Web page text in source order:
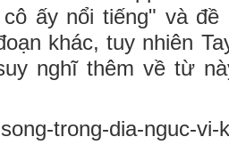
ấy nổi tiếng" và
khác, tuy nhiên
nghĩ thêm về từ